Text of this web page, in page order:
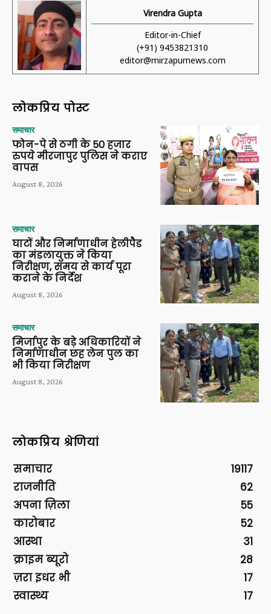
Virendra Gupta
Editor-in-Chief
(+91) 9453821310
editor@mirzapurnews.com
लोकप्रिय पोस्ट
समाचार
फोन-पे से ठगी के 50 हजार
रुपये मीरजापुर पुलिस ने कराए
वापस
August 8, 2026
समाचार
घाटों और निर्माणाधीन हेलीपैड
का मंडलायुक्त ने किया
निरीक्षण, समय से कार्य पूरा
कराने के निर्देश
August 8, 2026
समाचार
मिर्जापुर के बड़े अधिकारियों ने
निर्माणाधीन छह लेन पुल का
भी किया निरीक्षण
August 8, 2026
लोकप्रिय श्रेणियां
समाचार
19117
राजनीति
62
अपना ज़िला
55
कारोबार
52
आस्था
31
क्राइम ब्यूरो
28
ज़रा इधर भी
17
स्वास्थ्य
17